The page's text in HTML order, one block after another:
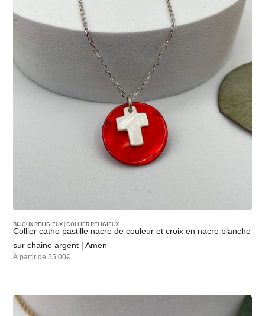
BIJOUX RELIGIEUX |COLLIER RELIGIEUX
Collier catho pastille nacre de couleur et croix en nacre blanche
sur chaine argent | Amen
À partir de 55,00€